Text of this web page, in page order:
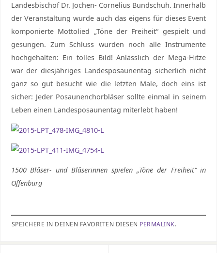
Landesbischof Dr. Jochen- Cornelius Bundschuh. Innerhalb
der Veranstaltung wurde auch das eigens für dieses Event
komponierte Mottolied „Töne der Freiheit“ gespielt und
gesungen. Zum Schluss wurden noch alle Instrumente
hochgehalten: Ein tolles Bild! Anlässlich der Mega-Hitze
war der diesjähriges Landesposaunentag sicherlich nicht
ganz so gut besucht wie die letzten Male, doch eins ist
sicher: Jeder Posaunenchorbläser sollte einmal in seinem
Leben einen Landesposaunentag miterlebt haben!
1500 Bläser- und Bläserinnen spielen „Töne der Freiheit“ in
Offenburg
SPEICHERE IN DEINEN FAVORITEN DIESEN PERMALINK.